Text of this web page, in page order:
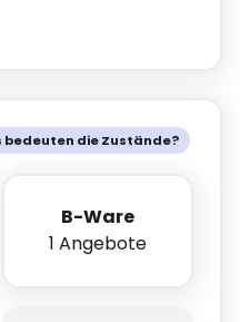
bedeuten die Zustände?
B-Ware
1 Angebote